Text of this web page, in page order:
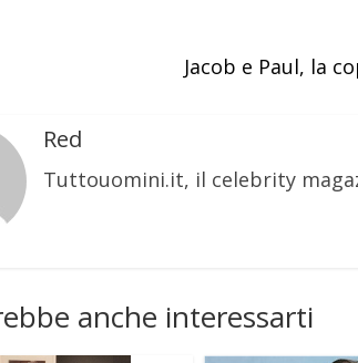
Jacob e Paul, la
Red
Tuttouomini.it, il celebrity
anche interessarti